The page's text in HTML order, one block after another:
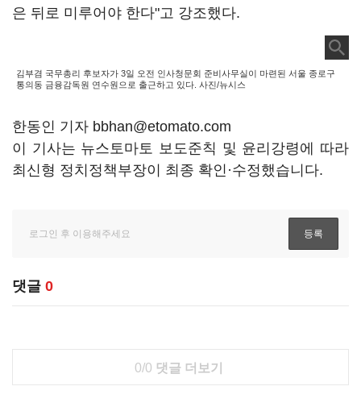
은 뒤로 미루어야 한다"고 강조했다.
김부겸 국무총리 후보자가 3일 오전 인사청문회 준비사무실이 마련된 서울 종로구
통의동 금융감독원 연수원으로 출근하고 있다. 사진/뉴시스
한동인 기자 bbhan@etomato.com
이 기사는 뉴스토마토 보도준칙 및 윤리강령에 따라
최신형 정치정책부장이 최종 확인·수정했습니다.
댓글 0
0/0 댓글 더보기